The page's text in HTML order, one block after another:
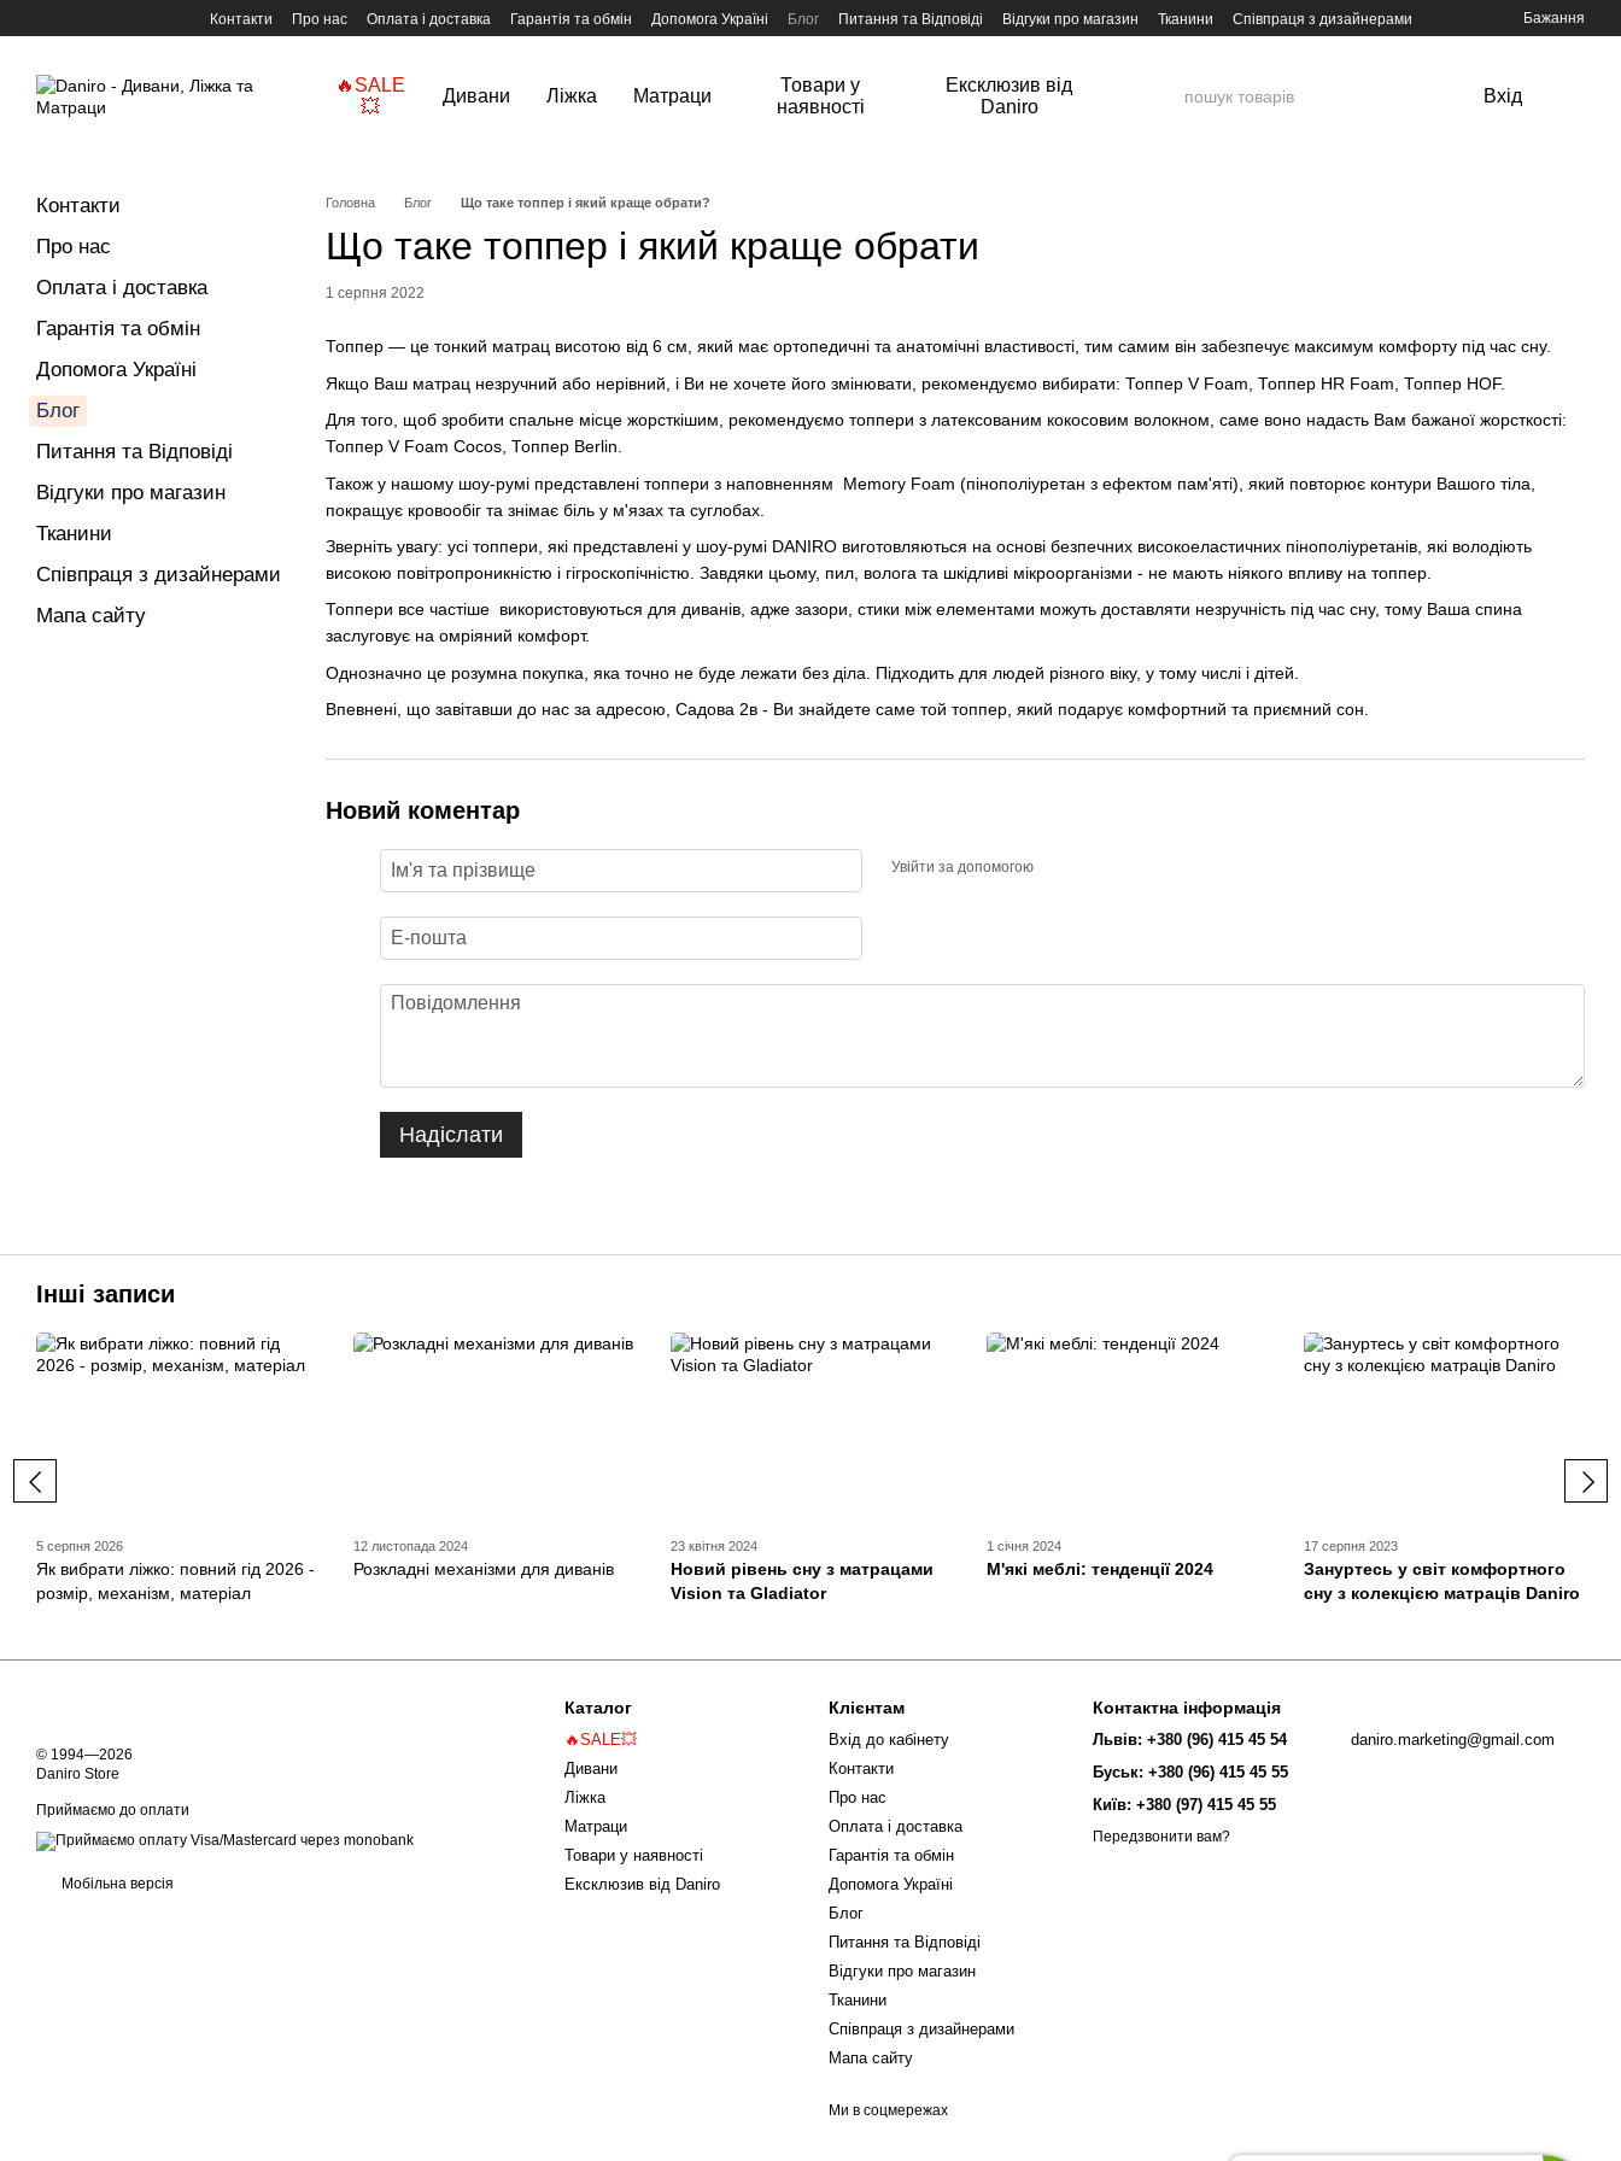
Перейти до основного контенту
Контакти Про нас Оплата і доставка Гарантія та обмін Допомога Україні Блог Питання та Відповіді Відгуки про магазин Тканини Співпраця з дизайнерами Бажання
🔥SALE
💥
Дивани Ліжка Матраци
Товари у
наявності
Ексклюзив від
Daniro
Вхід
Головна Блог Що таке топпер і який краще обрати?
Що таке топпер і який краще обрати
1 серпня 2022
Топпер — це тонкий матрац висотою від 6 см, який має ортопедичні та анатомічні властивості, тим самим він забезпечує максимум комфорту під час сну.
Якщо Ваш матрац незручний або нерівний, і Ви не хочете його змінювати, рекомендуємо вибирати: Топпер V Foam, Топпер HR Foam, Топпер HOF.
Для того, щоб зробити спальне місце жорсткішим, рекомендуємо топпери з латексованим кокосовим волокном, саме воно надасть Вам бажаної жорсткості:
Топпер V Foam Cocos, Топпер Berlin.
Також у нашому шоу-румі представлені топпери з наповненням Memory Foam (пінополіуретан з ефектом пам'яті), який повторює контури Вашого тіла,
покращує кровообіг та знімає біль у м'язах та суглобах.
Зверніть увагу: усі топпери, які представлені у шоу-румі DANIRO виготовляються на основі безпечних високоеластичних пінополіуретанів, які володіють
високою повітропроникністю і гігроскопічністю. Завдяки цьому, пил, волога та шкідливі мікроорганізми - не мають ніякого впливу на топпер.
Топпери все частіше використовуються для диванів, адже зазори, стики між елементами можуть доставляти незручність під час сну, тому Ваша спина
заслуговує на омріяний комфорт.
Однозначно це розумна покупка, яка точно не буде лежати без діла. Підходить для людей різного віку, у тому числі і дітей.
Впевнені, що завітавши до нас за адресою, Садова 2в - Ви знайдете саме той топпер, який подарує комфортний та приємний сон.
Новий коментар
Увійти за допомогою
Надіслати
Контакти
Про нас
Оплата і доставка
Гарантія та обмін
Допомога Україні
Блог
Питання та Відповіді
Відгуки про магазин
Тканини
Співпраця з дизайнерами
Мапа сайту
Інші записи
5 серпня 2026
Як вибрати ліжко: повний гід 2026 -
розмір, механізм, матеріал
12 листопада 2024
Розкладні механізми для диванів
23 квітня 2024
Новий рівень сну з матрацами
Vision та Gladiator
1 січня 2024
М'які меблі: тенденції 2024
17 серпня 2023
Зануртесь у світ комфортного
сну з колекцією матраців Daniro
© 1994—2026
Daniro Store
Приймаємо до оплати
Мобільна версія
Каталог
🔥SALE💥
Дивани
Ліжка
Матраци
Товари у наявності
Ексклюзив від Daniro
Клієнтам
Вхід до кабінету
Контакти
Про нас
Оплата і доставка
Гарантія та обмін
Допомога Україні
Блог
Питання та Відповіді
Відгуки про магазин
Тканини
Співпраця з дизайнерами
Мапа сайту
Ми в соцмережах
Контактна інформація
Львів: +380 (96) 415 45 54
Буськ: +380 (96) 415 45 55
Київ: +380 (97) 415 45 55
Передзвонити вам?
daniro.marketing@gmail.com